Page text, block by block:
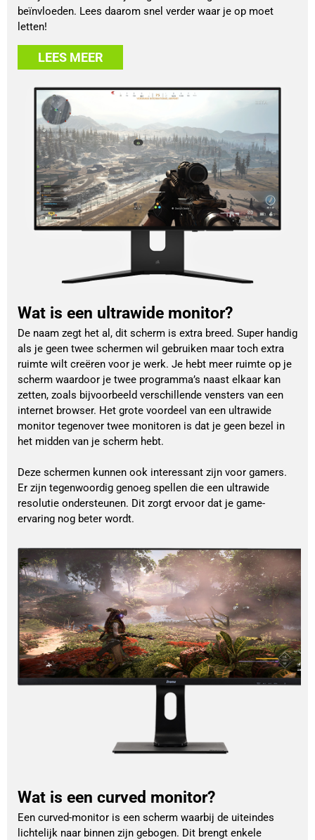
beïnvloeden. Lees daarom snel verder waar je op moet
letten!
LEES MEER
Wat is een ultrawide monitor?
De naam zegt het al, dit scherm is extra breed. Super handig
als je geen twee schermen wil gebruiken maar toch extra
ruimte wilt creëren voor je werk. Je hebt meer ruimte op je
scherm waardoor je twee programma’s naast elkaar kan
zetten, zoals bijvoorbeeld verschillende vensters van een
internet browser. Het grote voordeel van een ultrawide
monitor tegenover twee monitoren is dat je geen bezel in
het midden van je scherm hebt.
Deze schermen kunnen ook interessant zijn voor gamers.
Er zijn tegenwoordig genoeg spellen die een ultrawide
resolutie ondersteunen. Dit zorgt ervoor dat je game-
ervaring nog beter wordt.
Wat is een curved monitor?
Een curved-monitor is een scherm waarbij de uiteindes
lichtelijk naar binnen zijn gebogen. Dit brengt enkele